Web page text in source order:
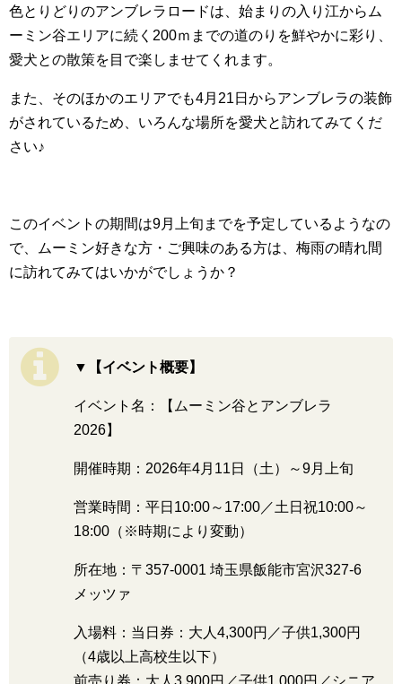
色とりどりのアンブレラロードは、始まりの入り江からム
ーミン谷エリアに続く200ｍまでの道のりを鮮やかに彩り、
愛犬との散策を目で楽しませてくれます。
また、そのほかのエリアでも4月21日からアンブレラの装飾
がされているため、いろんな場所を愛犬と訪れてみてくだ
さい♪
このイベントの期間は9月上旬までを予定しているようなの
で、ムーミン好きな方・ご興味のある方は、梅雨の晴れ間
に訪れてみてはいかがでしょうか？
▼【イベント概要】
イベント名：【ムーミン谷とアンブレラ
2026】
開催時期：2026年4月11日（土）～9月上旬
営業時間：平日10:00～17:00／土日祝10:00～
18:00（※時期により変動）
所在地：〒357-0001 埼玉県飯能市宮沢327-6
メッツァ
入場料：当日券：大人4,300円／子供1,300円
（4歳以上高校生以下）